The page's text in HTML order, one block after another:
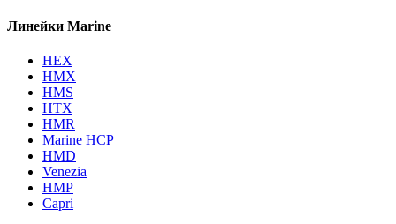
Линейки Marine
HEX
HMX
HMS
HTX
HMR
Marine HCP
HMD
Venezia
HMP
Capri